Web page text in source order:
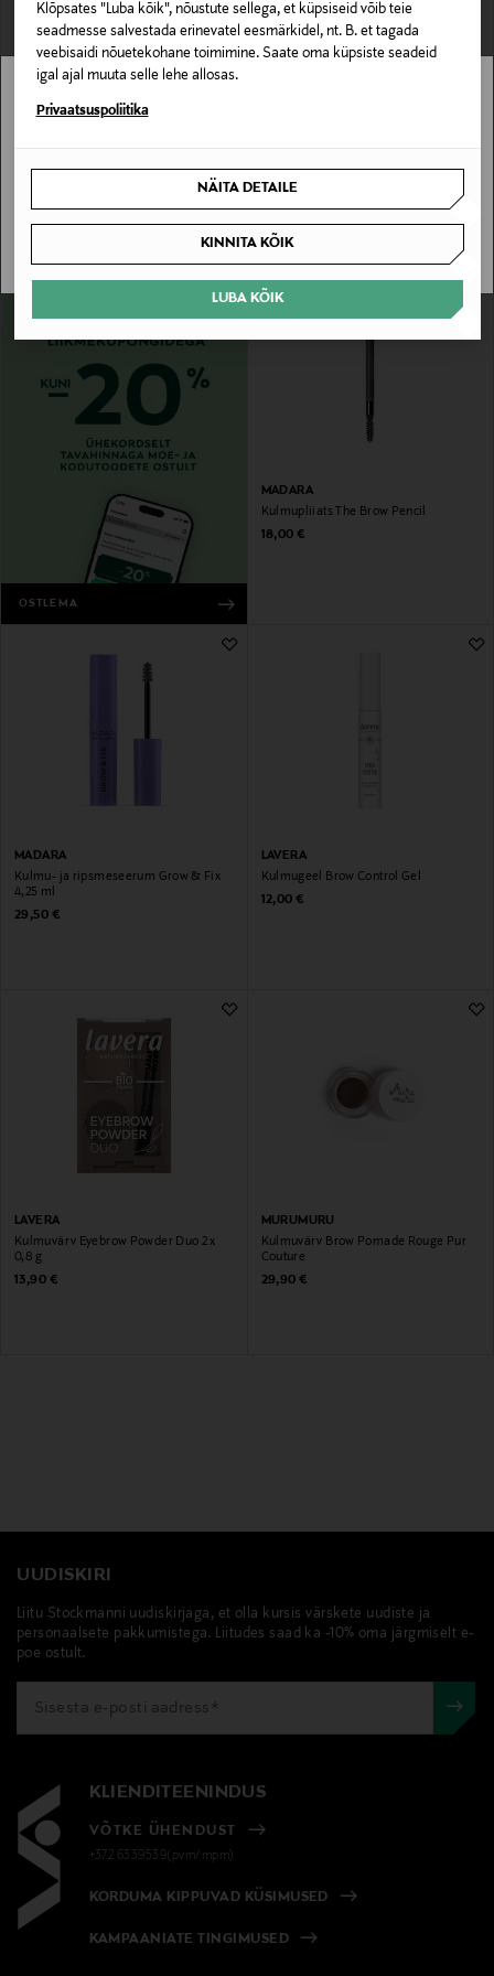
Klõpsates "Luba kõik", nõustute sellega, et küpsiseid võib teie
seadmesse salvestada erinevatel eesmärkidel, nt. B. et tagada
veebisaidi nõuetekohane toimimine. Saate oma küpsiste seadeid
igal ajal muuta selle lehe allosas.
Privaatsuspoliitika
NÄITA DETAILE
KINNITA KÕIK
LUBA KÕIK
Original Price
15,50 €
Original Price
29,90 €
OSTLEMA
MADARA
Kulmupliiats The Brow Pencil
Original Price
18,00 €
MADARA
Kulmu- ja ripsmeseerum Grow & Fix
4,25 ml
Original Price
29,50 €
LAVERA
Kulmugeel Brow Control Gel
Original Price
12,00 €
LAVERA
Kulmuvärv Eyebrow Powder Duo 2 x
0,8 g
Original Price
13,90 €
MURUMURU
Kulmuvärv Brow Pomade Rouge Pur
Couture
Original Price
29,90 €
UUDISKIRI
Liitu Stockmanni uudiskirjaga, et olla kursis värskete uudiste ja
personaalsete pakkumistega. Liitudes saad ka -10% oma järgmiselt e-
poe ostult.
KLIENDITEENINDUS
VÕTKE ÜHENDUST
+372 6339539(pvm/mpm)
KORDUMA KIPPUVAD KÜSIMUSED
KAMPAANIATE TINGIMUSED
Stockmann pole Sinu riigis saadaval.
SAAN ARU